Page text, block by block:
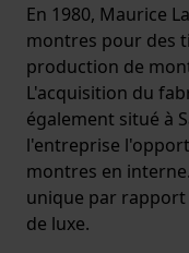
En 1980, Maurice
montres pour des
production de
L'acquisition du
également situé à
l'entreprise
montres en
unique par
de luxe.